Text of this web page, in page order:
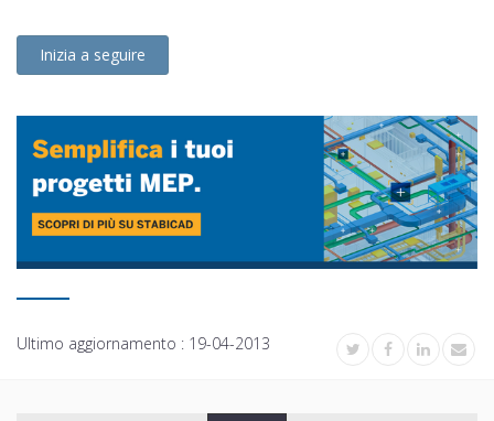
Inizia a seguire
Ultimo aggiornamento : 19-04-2013